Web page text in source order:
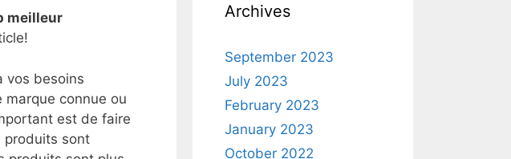
meilleur
vos besoins
marque connue ou
est de faire
produits sont
Archives
September 2023
July 2023
February 2023
January 2023
October 2022